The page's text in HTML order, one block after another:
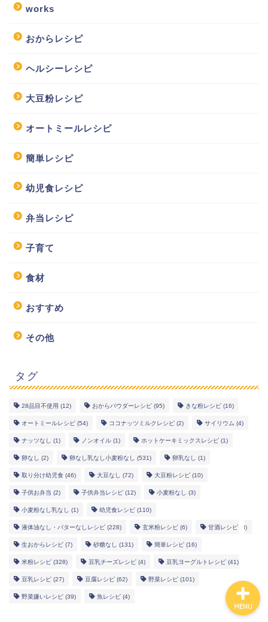
works
おからレシピ
ヘルシーレシピ
大豆粉レシピ
オートミールレシピ
簡単レシピ
幼児食レシピ
弁当レシピ
子育て
食材
おすすめ
その他
タグ
28品目不使用 (12) おからパウダーレシピ (95) きな粉レシピ (16)
オートミールレシピ (54) ココナッツミルクレシピ (2) サイリウム (4)
ナッツなし (1) ノンオイル (1) ホットケーキミックスレシピ (1)
卵なし (2) 卵なし乳なし小麦粉なし (531) 卵乳なし (1)
取り分け幼児食 (46) 大豆なし (72) 大豆粉レシピ (10)
子供お弁当 (2) 子供弁当レシピ (12) 小麦粉なし (3)
小麦粉なし乳なし (1) 幼児食レシピ (110)
液体油なし・バターなしレシピ (228) 玄米粉レシピ (6) 甘酒レシピ (8)
生おからレシピ (7) 砂糖なし (131) 簡単レシピ (16)
米粉レシピ (328) 豆乳チーズレシピ (4) 豆乳ヨーグルトレシピ (41)
豆乳レシピ (27) 豆腐レシピ (62) 野菜レシピ (101)
野菜嫌いレシピ (39) 魚レシピ (4)
MENU
幼児食レシピ
米粉レシピ
ヘルシーレシピ
works